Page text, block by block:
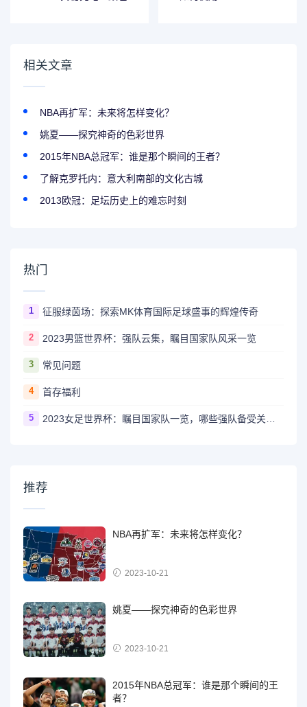
相关文章
NBA再扩军：未来将怎样变化？
姚夏——探究神奇的色彩世界
2015年NBA总冠军：谁是那个瞬间的王者？
了解克罗托内：意大利南部的文化古城
2013欧冠：足坛历史上的难忘时刻
热门
1 征服绿茵场：探索MK体育国际足球盛事的辉煌传奇
2 2023男篮世界杯：强队云集，瞩目国家队风采一览
3 常见问题
4 首存福利
5
推荐
NBA再扩军：未来将怎样变化？
2023-10-21
姚夏——探究神奇的色彩世界
2023-10-21
2015年NBA总冠军：谁是那个瞬间的王
者？